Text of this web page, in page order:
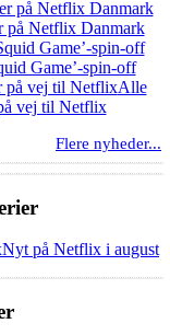
på Netflix Danmark
Game’-spin-off
Alle
vej til Netflix
Flere nyheder...
Nyt på Netflix i august